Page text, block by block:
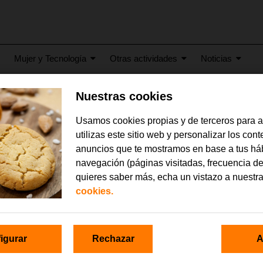
Mujer y Tecnología Otras actividades Noticias
de Honor en
orquesta‘, cortometraje promovido por la Fundación Orange y
galardonado con una Mención de Honor por el jurado del
que genera en su entorno sin proponérselo.
protagonista a Antonio Belmonte, un albaceteño que se ha
Nuestras cookies
Usamos cookies propias y de terceros para
utilizas este sitio web y personalizar los
anuncios que te mostramos en base a tus
navegación (páginas visitadas, frecuencia
quieres saber más, echa un vistazo a nuestra
cookies.
Rechazar